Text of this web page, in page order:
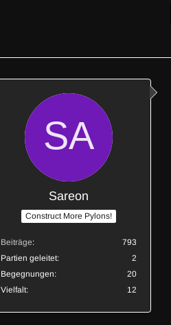
Sareon
Construct More Pylons!
Beiträge
793
Partien geleitet
2
Begegnungen
20
Vielfalt
12